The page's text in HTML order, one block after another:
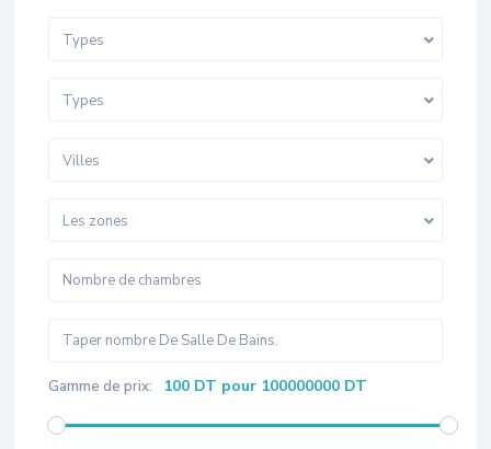
Types
Types
Villes
Les zones
Gamme de prix: 100 DT pour 100000000 DT